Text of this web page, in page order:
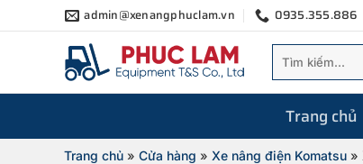
qua
admin@xenangphuclam.vn 0935.355.886
kiếm:
Trang chủ
Trang chủ» Cửa hàng » Xe nâng điện Komatsu»